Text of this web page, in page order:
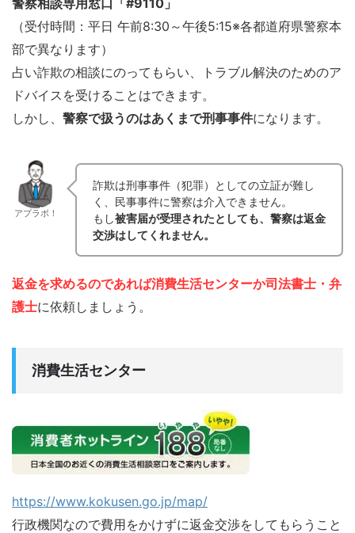
（受付時間：平日 午前8:30～午後5:15※各都道府県警察本
部で異なります）
占い詐欺の相談にのってもらい、トラブル解決のためのア
ドバイスを受けることはできます。
しかし、 警察で扱うのはあくまで刑事事件になります。
アプラボ！
詐欺は刑事事件（犯罪）としての立証が難し
く、民事事件に警察は介入できません。
もし被害届が受理されたとしても、警察は返金
交渉はしてくれません。
返金を求めるのであれば消費生活センターか司法書士・弁
護士に依頼しましょう。
消費生活センター
https://www.kokusen.go.jp/map/
行政機関なので費用をかけずに返金交渉をしてもらうこと